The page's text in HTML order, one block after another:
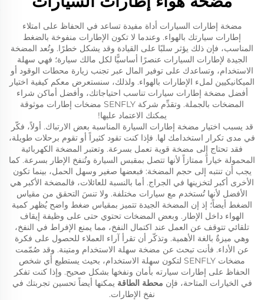
مضخة إطارات السيارات أداة مفيدة تساعد في الحفاظ على امتلاء
إطارات سيارتك بالهواء. وعندما لا تكون الإطارات منفوخة بالضغط
المناسب، فإن ذلك يؤثر سلبًا على القيادة وقد يشكل خطرًا. وتُعد المضخة
الجيدة لإطارات السيارات عنصرًا أساسيًّا لكل مالك سيارة؛ فهي سهلة
الاستخدام، وتساعدك على توفير المال عبر تجنب زيارة محطات الوقود أو
الميكانيكيين لملء الإطارات بالهواء. ولذلك، سنستعرض معكم كيفية اختيار
أفضل مضخة إطارات سيارات تناسب احتياجاتك، وأفضل أماكن شراء
المضخات بالجملة. وتقدِّم شركة SENFLY مضخات إطارات موثوقة
يمكنك الاعتماد عليها!
قد يسبب اختيار مضخة إطارات السيارة المناسبة بعض الارتباك. أولاً، فكّر
في مدى تكرار استخدامك لها. فإذا كنت تقود كثيراً أو تقوم برحلات طويلة،
فقد تحتاج إلى مضخة قوية تعمل بسرعة. وتعتبر المضخة الكهربائية
المحمولة خياراً ممتازاً لأنها تتصل بمقبس السيارة وتُنفخ الإطار بسرعة. كما
يجب أن تنتبه إلى حجم المضخة: فبعضها صغير وسهل الحمل، بينما تكون
الأخرى أكبر لتخزينها في الجراج. أما بالنسبة للعائلات، فالمضخة الأكبر هي
الأفضل لأنها تُستخدم مع سيارات مختلفة. ولا تنسَ التحقق من مقياس
الضغط أيضاً؛ إذ إن المضخة الجيدة تتميز بمقياس ضغط واضح يُظهر كمية
الهواء داخل الإطار. وبعض المضخات تحتوي حتى على وظيفة إيقاف
تلقائي تتوقف عن العمل عند اكتمال النفخ، مما يمنع الإفراط في النفخ،
وهي ميزةٌ بالغة الأهمية. وتذكّر أن تقرأ آراء العملاء للحصول على فكرة
عن الأداء. فأنت تبحث عن مضخة سهلة الاستخدام ومتينة. وقد صُمّمت
مضخات SENFLY لتكون سهلة الاستخدام، بحيث يستطيع أي شخص
الحفاظ على إطارات سيارته بأمان ونفخها بشكل صحيح. وإذا كنت تفكر
في الخيارات المتاحة، فإن محطة الطاقة يمكنها أيضاً تحسين تجربتك في
نفخ الإطارات.